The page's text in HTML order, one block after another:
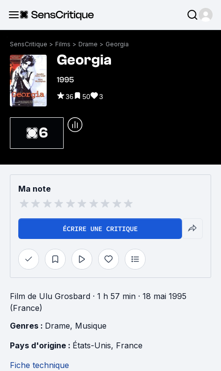
SensCritique > Films > Drame > Georgia
Georgia
1995
36 50 3
6
Ma note
ÉCRIRE UNE CRITIQUE
Film de Ulu Grosbard · 1 h 57 min · 18 mai 1995
(France)
Genres : Drame, Musique
Pays d'origine : États-Unis, France
Fiche technique